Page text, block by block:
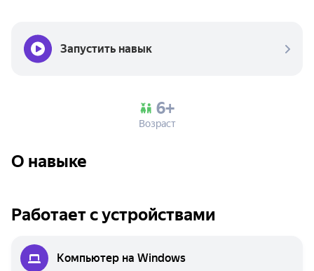
Запустить навык
6+
Возраст
О навыке
Работает с устройствами
Компьютер на Windows